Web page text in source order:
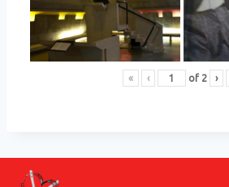
« ‹ of 2 ›